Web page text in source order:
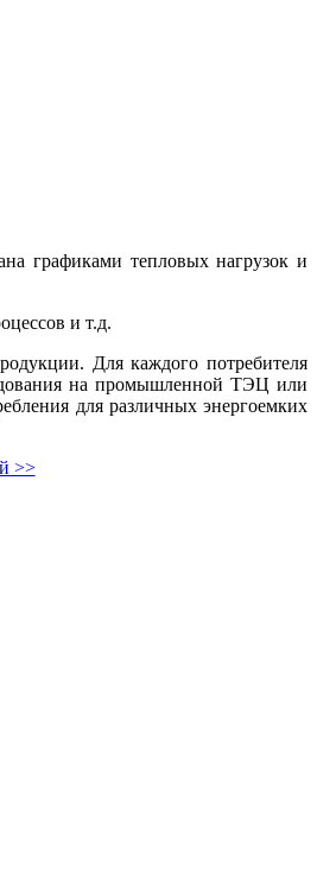
графиками тепловых нагрузок и
и т.д.
Для каждого потребителя
на промышленной ТЭЦ или
для различных энергоемких
>>